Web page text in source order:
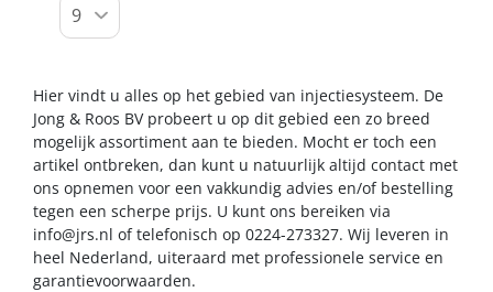
Hier vindt u alles op het gebied van injectiesysteem. De
Jong & Roos BV probeert u op dit gebied een zo breed
mogelijk assortiment aan te bieden. Mocht er toch een
artikel ontbreken, dan kunt u natuurlijk altijd contact met
ons opnemen voor een vakkundig advies en/of bestelling
tegen een scherpe prijs. U kunt ons bereiken via
info@jrs.nl of telefonisch op 0224-273327. Wij leveren in
heel Nederland, uiteraard met professionele service en
garantievoorwaarden.